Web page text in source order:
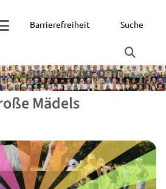
Barrierefreiheit Suche
Mädels